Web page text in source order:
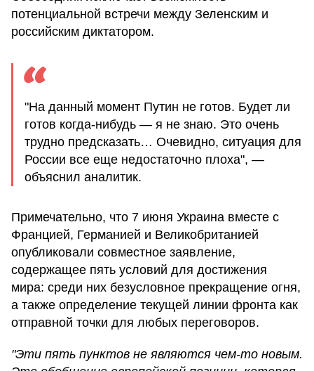
потенциальной встречи между Зеленским и
российским диктатором.
"На данный момент Путин не готов. Будет ли
готов когда-нибудь — я не знаю. Это очень
трудно предсказать… Очевидно, ситуация для
России все еще недостаточно плоха", —
объяснил аналитик.
Примечательно, что 7 июня Украина вместе с
Францией, Германией и Великобританией
опубликовали совместное заявление,
содержащее пять условий для достижения
мира: среди них безусловное прекращение огня,
а также определение текущей линии фронта как
отправной точки для любых переговоров.
"Эти пять пунктов не являются чем-то новым.